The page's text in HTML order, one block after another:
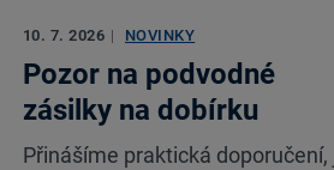
10. 7. 2026 | NOVINKY
Pozor na podvodné
zásilky na dobírku
Přinášíme praktická doporučení,